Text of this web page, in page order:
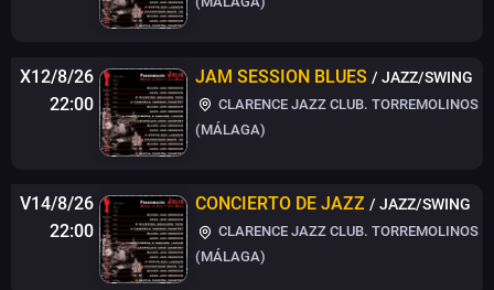
X12/8/26
22:00
JAM SESSION BLUES / JAZZ/SWING
CLARENCE JAZZ CLUB. TORREMOLINOS
(MÁLAGA)
V14/8/26
22:00
CONCIERTO DE JAZZ / JAZZ/SWING
CLARENCE JAZZ CLUB. TORREMOLINOS
(MÁLAGA)